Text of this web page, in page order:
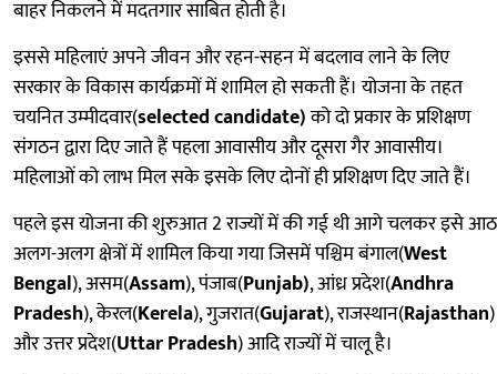
बाहर निकलने में मदतगार साबित होती है।
इससे महिलाएं अपने जीवन और रहन-सहन में बदलाव लाने के लिए
सरकार के विकास कार्यक्रमों में शामिल हो सकती हैं। योजना के तहत
चयनित उम्मीदवार(selected candidate)को दो प्रकार के प्रशिक्षण
संगठन द्वारा दिए जाते हैं पहला आवासीय और दूसरा गैर आवासीय।
महिलाओं को लाभ मिल सके इसके लिए दोनों ही प्रशिक्षण दिए जाते हैं।
पहले इस योजना की शुरुआत 2 राज्यों में की गई थी आगे चलकर इसे आठ
अलग-अलग क्षेत्रों में शामिल किया गया जिसमें पश्चिम बंगाल(West
Bengal), असम(Assam), पंजाब(Punjab), आंध्र प्रदेश(Andhra
Pradesh), केरल(Kerela), गुजरात(Gujarat), राजस्थान(Rajasthan)
और उत्तर प्रदेश(Uttar Pradesh) आदि राज्यों में चालू है।